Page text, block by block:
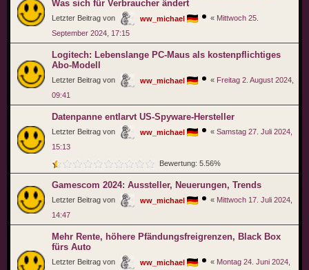
Was sich für Verbraucher ändert
Letzter Beitrag von ww_michael « Mittwoch 25.
September 2024, 17:15
Logitech: Lebenslange PC-Maus als kostenpflichtiges
Abo-Modell
Letzter Beitrag von ww_michael « Freitag 2. August 2024,
09:41
Datenpanne entlarvt US-Spyware-Hersteller
Letzter Beitrag von ww_michael « Samstag 27. Juli 2024,
15:13
Bewertung: 5.56%
Gamescom 2024: Aussteller, Neuerungen, Trends
Letzter Beitrag von ww_michael « Mittwoch 17. Juli 2024,
14:47
Mehr Rente, höhere Pfändungsfreigrenzen, Black Box
fürs Auto
Letzter Beitrag von ww_michael « Montag 24. Juni 2024,